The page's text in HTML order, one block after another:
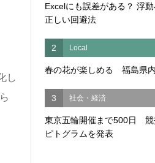
し
Excelにも誤差がある？ 浮
正しい回避法
2 Local
春の花が楽しめる 福島県
3 社会・経済
東京五輪開催まで500日 競
ピトグラムを発表